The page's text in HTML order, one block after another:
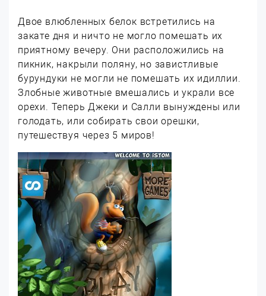
Двое влюбленных белок встретились на
закате дня и ничто не могло помешать их
приятному вечеру. Они расположились на
пикник, накрыли поляну, но завистливые
бурундуки не могли не помешать их идиллии.
Злобные животные вмешались и украли все
орехи. Теперь Джеки и Салли вынуждены или
голодать, или собирать свои орешки,
путешествуя через 5 миров!